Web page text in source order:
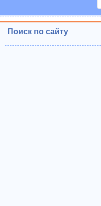
Поиск по сайту